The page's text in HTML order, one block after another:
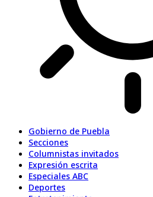
Gobierno de Puebla
Secciones
Columnistas invitados
Expresión escrita
Especiales ABC
Deportes